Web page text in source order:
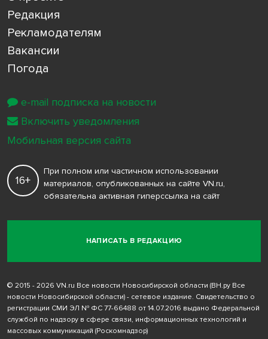
Редакция
Рекламодателям
Вакансии
Погода
НАПИСАТЬ В РЕДАКЦИЮ
16+
При полном или частичном использовании
материалов, опубликованных на сайте VN.ru,
обязательна активная гиперссылка на сайт
© 2015 - 2026 VN.ru Все новости Новосибирской области (ВН.ру Все
новости Новосибирской области) - сетевое издание. Свидетельство о
регистрации СМИ ЭЛ № ФС 77-66488 от 14.07.2016 выдано Федеральной
службой по надзору в сфере связи, информационных технологий и
массовых коммуникаций (Роскомнадзор)
e-mail подписка на новости
Включить уведомления
Мобильная версия сайта